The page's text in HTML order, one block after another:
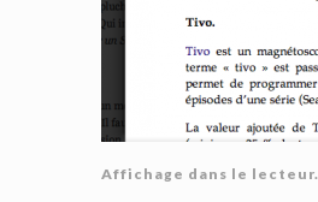
Affichage dans le lecteur.